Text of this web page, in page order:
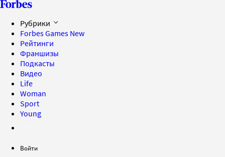
Рубрики
Forbes Games New
Рейтинги
Франшизы
Подкасты
Видео
Life
Woman
Sport
Young
Войти